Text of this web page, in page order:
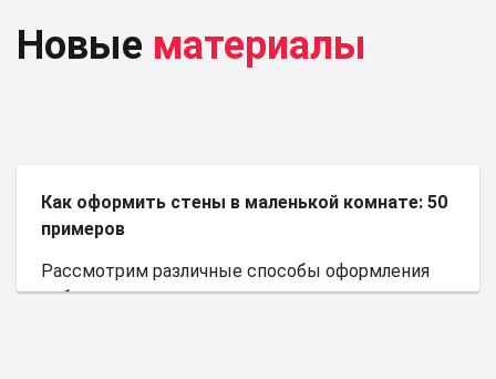
Новые материалы
Как оформить стены в маленькой комнате: 50
примеров
Рассмотрим различные способы оформления
небольшого пространства.